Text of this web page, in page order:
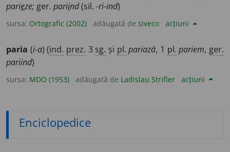
parieze; ger. pariind(sil. -ri-ind)
sursa: Ortografic (2002) adăugată de siveco acțiuni
paria (i-a) (ind. prez. 3 sg. și pl. pariază, 1 pl. pariem, ger.
pariind)
sursa: MDO (1953) adăugată de Ladislau Strifler acțiuni
Enciclopedice